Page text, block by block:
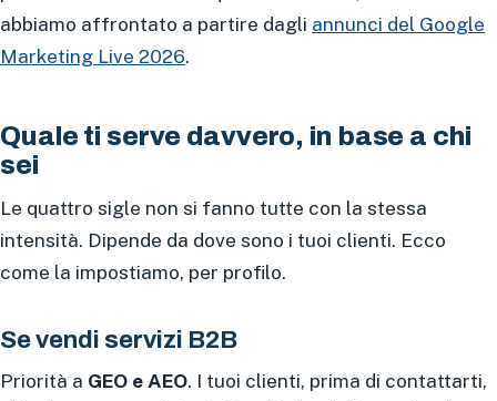
abbiamo affrontato a partire dagli annunci del Google
Marketing Live 2026.
Quale ti serve davvero, in base a chi
sei
Le quattro sigle non si fanno tutte con la stessa
intensità. Dipende da dove sono i tuoi clienti. Ecco
come la impostiamo, per profilo.
Se vendi servizi B2B
Priorità a GEO e AEO. I tuoi clienti, prima di contattarti,